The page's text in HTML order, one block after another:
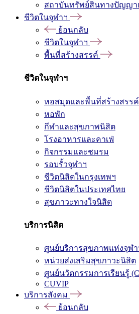
สถาบันทรัพย์สินทางปัญญา
ชีวิตในจุฬาฯ
ย้อนกลับ
ชีวิตในจุฬาฯ
พื้นที่สร้างสรรค์
ชีวิตในจุฬาฯ
หอสมุดและพื้นที่สร้างสรรค์
หอพัก
กีฬาและสุขภาพนิสิต
โรงอาหารและคาเฟ่
กิจกรรมและชมรม
รอบรั้วจุฬาฯ
ชีวิตนิสิตในกรุงเทพฯ
ชีวิตนิสิตในประเทศไทย
สุขภาวะทางใจนิสิต
บริการนิสิต
ศูนย์บริการสุขภาพแห่งจุฬา
หน่วยส่งเสริมสุขภาวะนิสิต
ศูนย์นวัตกรรมการเรียนรู้
CUVIP
บริการสังคม
ย้อนกลับ